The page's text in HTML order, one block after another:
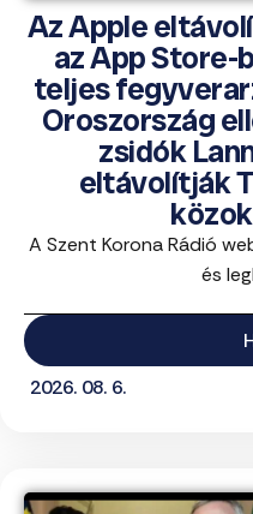
Az Apple
az App Store-
teljes
Oroszország
zsidók
eltávolítják
A Szent Korona Rádió
és
2026. 08. 6.